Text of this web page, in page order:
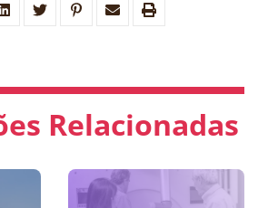
Relacionadas